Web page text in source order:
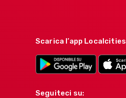
Scarica l’app Localcities
Seguiteci su: